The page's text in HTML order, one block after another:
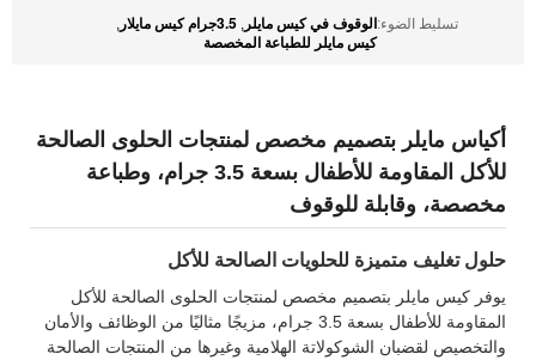
تسليط الضوء:الوقوف في كيس مايلر , 3.5جرام كيس مايلار ,
كيس مايلر للطباعة المخصصة
أكياس مايلر بتصميم مخصص لمنتجات الحلوى الصالحة
للأكل المقاومة للأطفال بسعة 3.5 جرام، وطباعة
مخصصة، وقابلة للوقوف
حلول تغليف متميزة للحلويات الصالحة للأكل
يوفر كيس مايلر بتصميم مخصص لمنتجات الحلوى الصالحة للأكل
المقاومة للأطفال بسعة 3.5 جرام، مزيجًا مثاليًا من الوظائف والأمان
والتخصيص لقضبان الشوكولاتة الهلامية وغيرها من المنتجات الصالحة